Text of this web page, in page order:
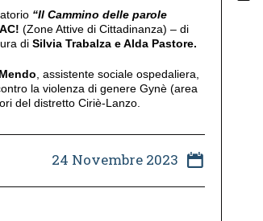
“Il Cammino delle parole
(Zone Attive di Cittadinanza) – di
di Silvia Trabalza e Alda Pastore.
, assistente sociale ospedaliera,
la violenza di genere Gynè (area
del distretto Ciriè-Lanzo.
24 Novembre 2023